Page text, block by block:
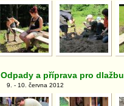
Odpady a příprava pro dlažbu
9. - 10. června 2012